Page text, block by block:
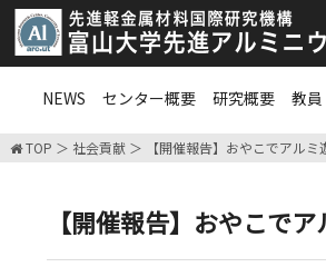
NEWS センター概要 研究概要 教員
TOP 社会貢献 【開催報告】おやこでアル
【開催報告】おやこで